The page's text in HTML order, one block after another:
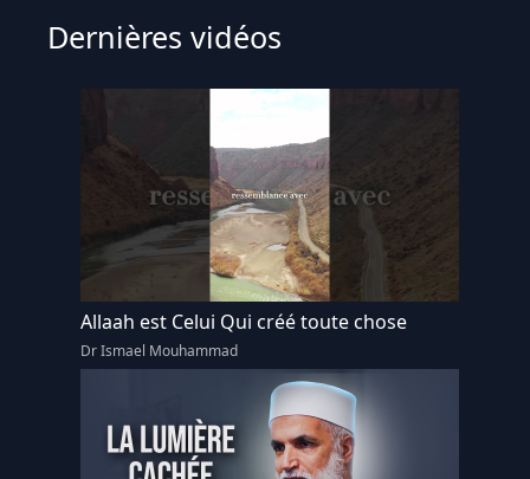
Dernières vidéos
Allaah est Celui Qui créé toute chose
Dr Ismael Mouhammad